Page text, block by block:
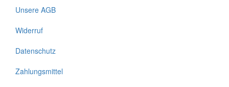
Unsere AGB
Widerruf
Datenschutz
Zahlungsmittel